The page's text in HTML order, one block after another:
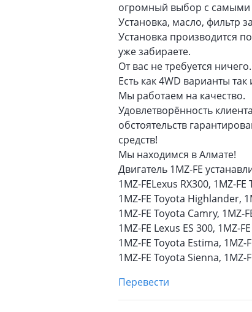
огромный выбор с
Установка, масло, фильтр
Установка производится
уже забираете.
От вас не требуется ничего.
Есть как 4WD варианты так
Мы работаем на качество.
Удовлетворённость
обстоятельств
средств!
Мы находимся в Алмате!
Двигатель 1MZ-FE
1MZ-FELexus RX300, 1MZ-
1MZ-FE Toyota Highlander,
1MZ-FE Toyota Camry, 1MZ-
1MZ-FE Lexus ES 300, 1MZ-
1MZ-FE Toyota Estima, 1MZ-
1MZ-FE Toyota Sienna,
Перевести